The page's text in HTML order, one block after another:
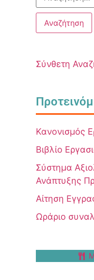
Σύνθετη
Κανονισμός
Βιβλίο
Σύστημα
Ανάπτυξης
Αίτηση
Ωράριο